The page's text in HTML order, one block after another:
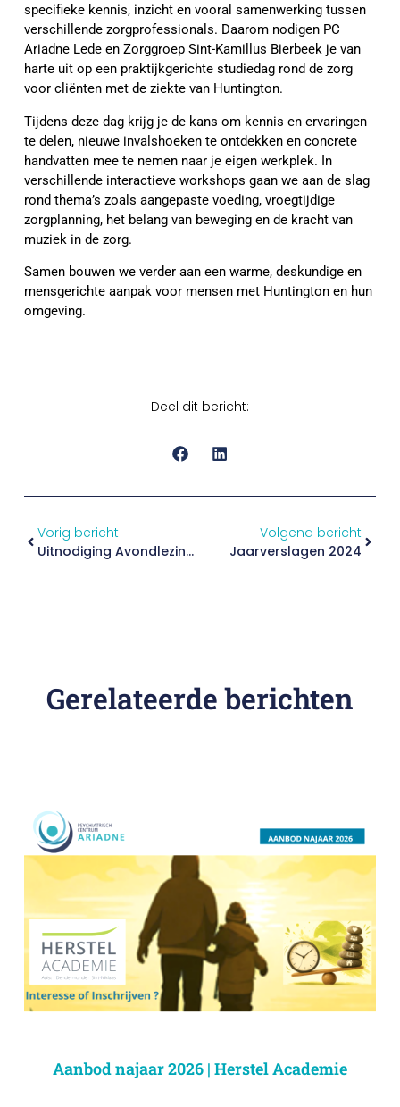
specifieke kennis, inzicht en vooral samenwerking tussen
verschillende zorgprofessionals. Daarom nodigen PC
Ariadne Lede en Zorggroep Sint-Kamillus Bierbeek je van
harte uit op een praktijkgerichte studiedag rond de zorg
voor cliënten met de ziekte van Huntington.
Tijdens deze dag krijg je de kans om kennis en ervaringen
te delen, nieuwe invalshoeken te ontdekken en concrete
handvatten mee te nemen naar je eigen werkplek. In
verschillende interactieve workshops gaan we aan de slag
rond thema’s zoals aangepaste voeding, vroegtijdige
zorgplanning, het belang van beweging en de kracht van
muziek in de zorg.
Samen bouwen we verder aan een warme, deskundige en
mensgerichte aanpak voor mensen met Huntington en hun
omgeving.
Deel dit bericht:
Vorig bericht
Uitnodiging Avondlezing Middelenmisbruik – Dinsdag 2 December 2025
Volgend bericht
Jaarverslagen 2024
Gerelateerde berichten
Aanbod najaar 2026 | Herstel Academie